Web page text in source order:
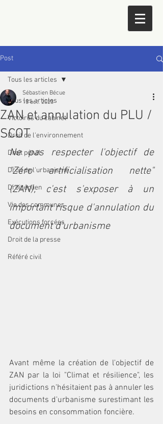
Post
Tous les articles
Victoires du cabinet
Droit de l'environnement
Droit pénal
Droit de l'urbanisme
Droit éolien
Vie des communes
Exécutions forcées
Droit de la presse
Référé civil
Tous les articles
ZAN et annulation du PLU /
SCOT
Sébastien Bécue
13 oct. 2023
Ne pas respecter l'objectif de
"Zéro artificialisation nette"
(ZAN), c'est s'exposer à un
important risque d'annulation du
document d'urbanisme
Avant même la création de l'objectif de
ZAN par la loi "Climat et résilience", les
juridictions n'hésitaient pas à annuler les
documents d'urbanisme surestimant les
besoins en consommation foncière.